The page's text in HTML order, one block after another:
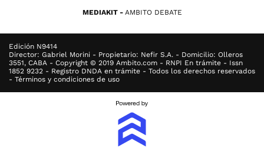
MEDIAKIT AMBITO DEBATE
Edición N9414
Director: Gabriel Morini - Propietario: Nefir S.A. - Domicilio: Olleros
3551, CABA - Copyright © 2019 Ambito.com - RNPI En trámite - Issn
1852 9232 - Registro DNDA en trámite - Todos los derechos reservados
- Términos y condiciones de uso